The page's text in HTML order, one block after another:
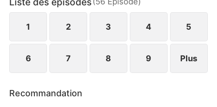
fiancés ne réaliseront sa valeur que trop tard.
1 2 3 4 5
6 7 8 9 Plus
Recommandation